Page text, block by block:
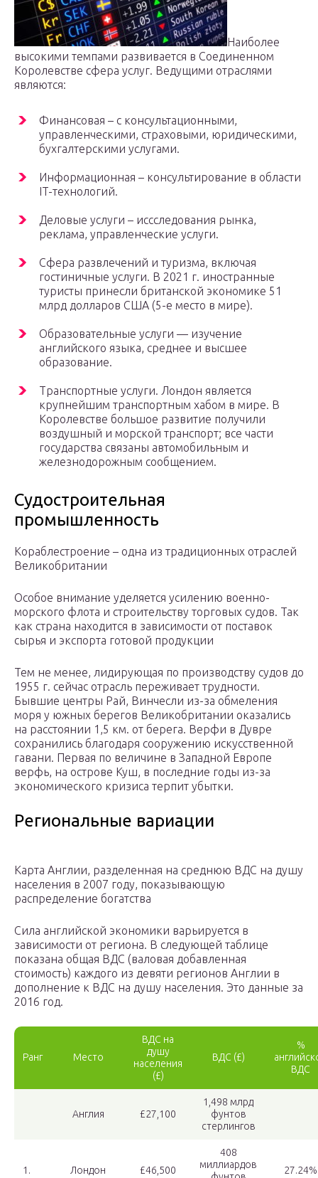
Наиболее
высокими темпами развивается в Соединенном
Королевстве сфера услуг. Ведущими отраслями
являются:
Финансовая – с консультационными,
управленческими, страховыми, юридическими,
бухгалтерскими услугами.
Информационная – консультирование в области
IT-технологий.
Деловые услуги – иссследования рынка,
реклама, управленческие услуги.
Сфера развлечений и туризма, включая
гостиничные услуги. В 2021 г. иностранные
туристы принесли британской экономике 51
млрд долларов США (5-е место в мире).
Образовательные услуги — изучение
английского языка, среднее и высшее
образование.
Транспортные услуги. Лондон является
крупнейшим транспортным хабом в мире. В
Королевстве большое развитие получили
воздушный и морской транспорт; все части
государства связаны автомобильным и
железнодорожным сообщением.
Судостроительная
промышленность
Кораблестроение – одна из традиционных отраслей
Великобритании
Особое внимание уделяется усилению военно-
морского флота и строительству торговых судов. Так
как страна находится в зависимости от поставок
сырья и экспорта готовой продукции
Тем не менее, лидирующая по производству судов до
1955 г. сейчас отрасль переживает трудности.
Бывшие центры Рай, Винчесли из-за обмеления
моря у южных берегов Великобритании оказались
на расстоянии 1,5 км. от берега. Верфи в Дувре
сохранились благодаря сооружению искусственной
гавани. Первая по величине в Западной Европе
верфь, на острове Куш, в последние годы из-за
экономического кризиса терпит убытки.
Региональные вариации
Карта Англии, разделенная на среднюю ВДС на душу
населения в 2007 году, показывающую
распределение богатства
Сила английской экономики варьируется в
зависимости от региона. В следующей таблице
показана общая ВДС (валовая добавленная
стоимость) каждого из девяти регионов Англии в
дополнение к ВДС на душу населения. Это данные за
2016 год.
Ранг Место
ВДС на
душу
населения
(£)
ВДС (£)
%
ВДС
Англия £27,100
1,498 млрд
фунтов
стерлингов
1. Лондон £46,500
408
миллиардов
27.24%